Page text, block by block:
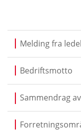
Melding fra
Bedriftsmotto
Sammendrag